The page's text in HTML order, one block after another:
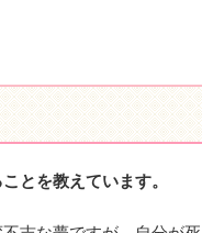
とを教えています。